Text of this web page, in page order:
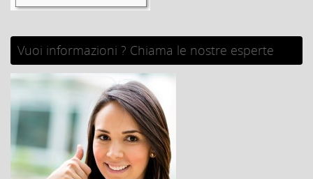
Vuoi informazioni ? Chiama le nostre esperte